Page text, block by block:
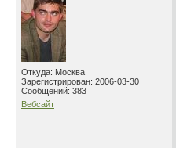
Откуда: Москва
Зарегистрирован: 2006-03-30
Сообщений: 383
Вебсайт